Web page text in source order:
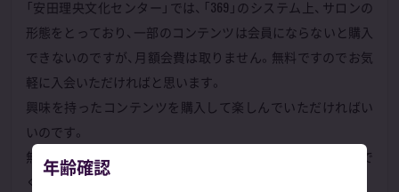
年齢確認
「安田理央文化センター」では、「369」のシステム上、サロンの
形態をとっており、一部のコンテンツは会員にならないと購入
できないのですが、月額会費は取りません。無料ですのでお気
軽に入会いただければと思います。
興味を持ったコンテンツを購入して楽しんでいただければい
いのです。
無料公開するコンテンツもありますので、それだけを楽しんで
くださっても結構です。